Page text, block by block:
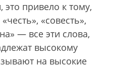
это привело к тому,
«совесть»,
— все эти слова,
высокому
на высокие